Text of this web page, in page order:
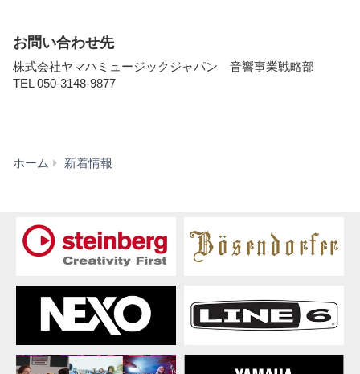
お問い合わせ先
株式会社ヤマハミュージックジャパン 音響事業戦略部
TEL 050-3148-9877
ホーム 新着情報
Audio
Day
2025
Immersive
Audio
Experience
-
開